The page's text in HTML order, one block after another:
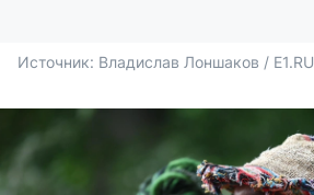
Источник: Владислав Лоншаков / E1.RU